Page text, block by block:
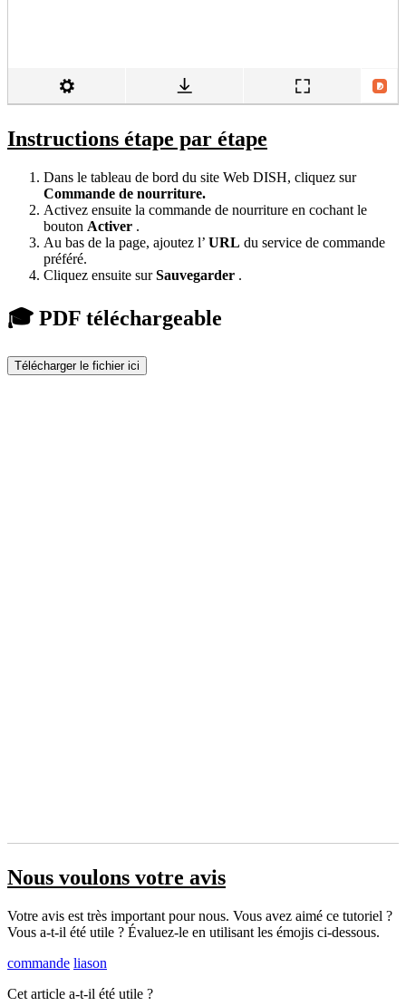
Instructions étape par étape
Dans le tableau de bord du site Web DISH, cliquez sur
Commande de nourriture.
Activez ensuite la commande de nourriture en cochant le
bouton Activer .
Au bas de la page, ajoutez l’ URL du service de commande
préféré.
Cliquez ensuite surSauvegarder .
🎓 PDF téléchargeable
Télécharger le fichier ici
Nous voulons votre avis
Votre avis est très important pour nous. Vous avez aimé ce tutoriel ?
Vous a-t-il été utile ? Évaluez-le en utilisant les émojis ci-dessous.
commande liason
Cet article a-t-il été utile ?